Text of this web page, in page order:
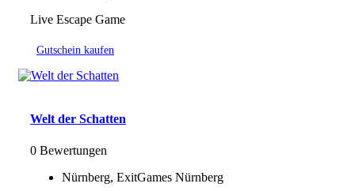
Live Escape Game
Gutschein kaufen
Welt der Schatten
0 Bewertungen
Nürnberg, ExitGames Nürnberg